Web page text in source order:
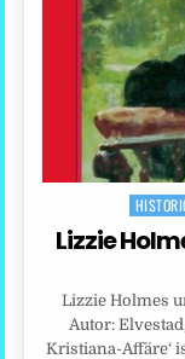
Posted
in
Lizzie
Lizzie Holmes
Autor:
Kristiana-Affäre‘